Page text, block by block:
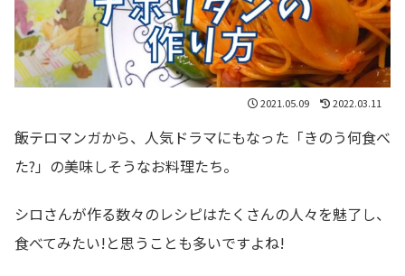
2021.05.09 2022.03.11
飯テロマンガから、人気ドラマにもなった「きのう何食べ
た?」の美味しそうなお料理たち。
シロさんが作る数々のレシピはたくさんの人々を魅了し、
食べてみたい!と思うことも多いですよね!